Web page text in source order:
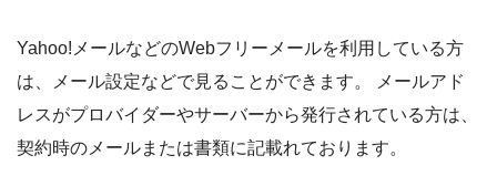
Yahoo!メールなどのWebフリーメールを利用している方
は、メール設定などで見ることができます。 メールアド
レスがプロバイダーやサーバーから発行されている方は、
契約時のメールまたは書類に記載れております。